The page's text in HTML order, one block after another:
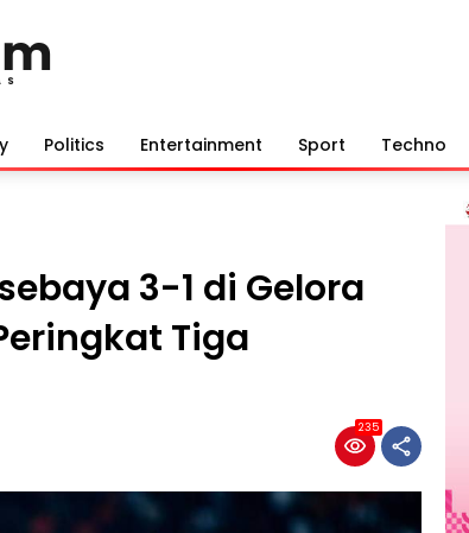
Politics Entertainment Sport Techno
3-1 di Gelora
Tiga
235